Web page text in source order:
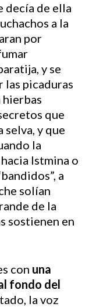
decía de ella
a la
por
y se
las picaduras
hierbas
que
selva, y que
la
Istmina o
a
solían
de la
sostienen en
con una
fondo del
la voz